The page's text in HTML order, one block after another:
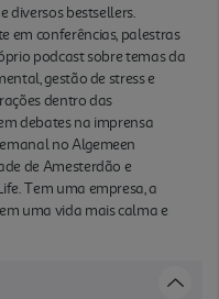
diversos bestsellers.
em conferências, palestras
podcast sobre temas da
gestão de stress e
dentro das
debates na imprensa
no Algemeen
de Amesterdão e
Tem uma empresa, a
uma vida mais calma e